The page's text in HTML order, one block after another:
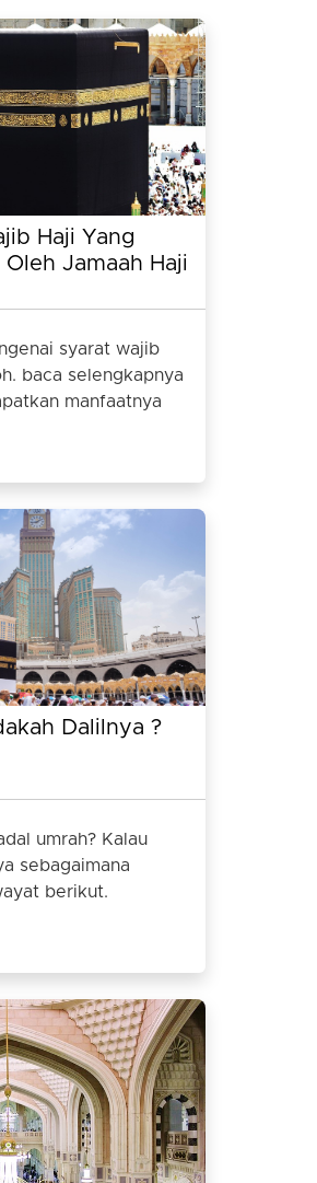
Haji Yang
Jamaah Haji
syarat wajib
baca selengkapnya
manfaatnya
Dalilnya ?
umrah? Kalau
sebagaimana
berikut.